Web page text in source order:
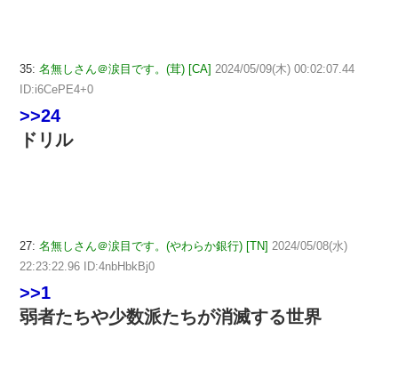
35: 名無しさん＠涙目です。(茸) [CA] 2024/05/09(木) 00:02:07.44
ID:i6CePE4+0
>>24
ドリル
27: 名無しさん＠涙目です。(やわらか銀行) [TN] 2024/05/08(水)
22:23:22.96 ID:4nbHbkBj0
>>1
弱者たちや少数派たちが消滅する世界